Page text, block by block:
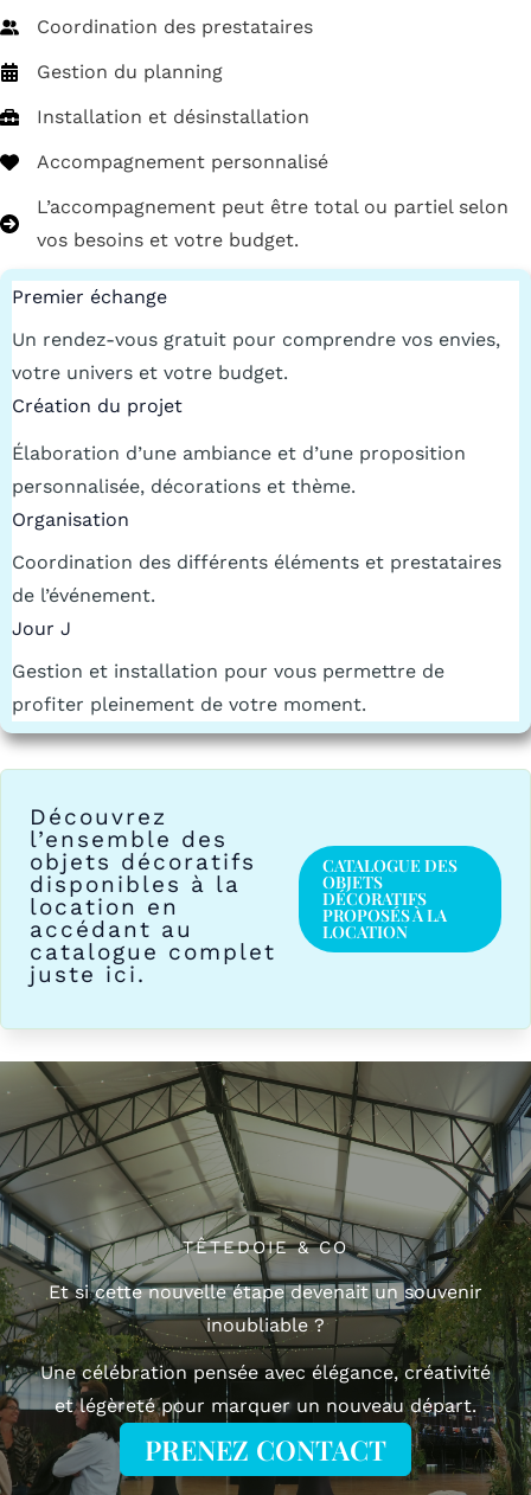
Coordination des prestataires
Gestion du planning
Installation et désinstallation
Accompagnement personnalisé
L’accompagnement peut être total ou partiel selon
vos besoins et votre budget.
Premier échange
Un rendez-vous gratuit pour comprendre vos envies,
votre univers et votre budget.
Création du projet
Élaboration d’une ambiance et d’une proposition
personnalisée, décorations et thème.
Organisation
Coordination des différents éléments et prestataires
de l’événement.
Jour J
Gestion et installation pour vous permettre de
profiter pleinement de votre moment.
Découvrez
l’ensemble des
objets décoratifs
disponibles à la
location en
accédant au
catalogue complet
juste ici.
CATALOGUE DES
OBJETS
DÉCORATIFS
PROPOSÉS À LA
LOCATION
TÊTEDOIE & CO
Et si cette nouvelle étape devenait un souvenir
inoubliable ?
Une célébration pensée avec élégance, créativité
et légèreté pour marquer un nouveau départ.
PRENEZ CONTACT